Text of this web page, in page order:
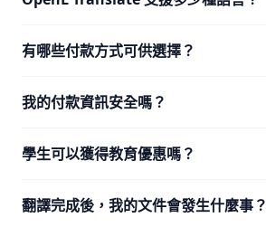
有哪些付款方式可供選擇？
我的付款資訊安全嗎？
學生可以獲得教育優惠嗎？
翻譯完成後，我的文件會發生什麼事？